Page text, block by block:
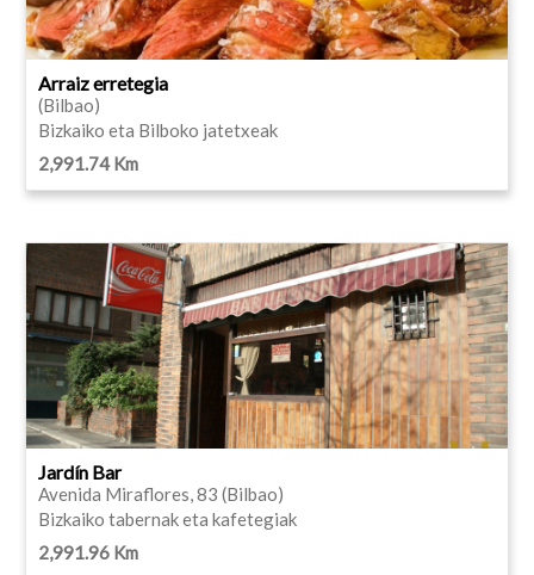
Arraiz erretegia
(Bilbao)
Bizkaiko eta Bilboko jatetxeak
2,991.74 Km
Jardín Bar
Avenida Miraflores, 83 (Bilbao)
Bizkaiko tabernak eta kafetegiak
2,991.96 Km